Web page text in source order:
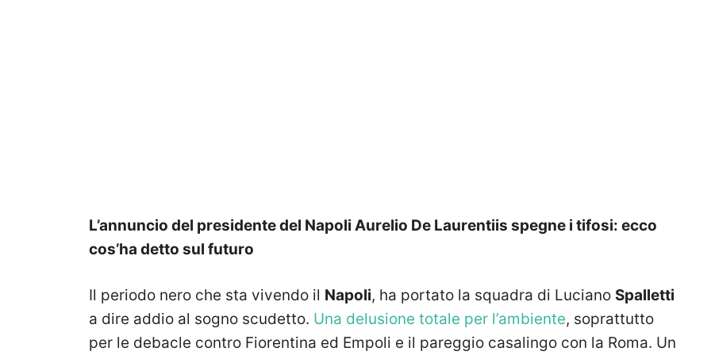
L’annuncio del presidente del Napoli Aurelio De Laurentiis spegne i tifosi: ecco
cos’ha detto sul futuro
Il periodo nero che sta vivendo il Napoli, ha portato la squadra di Luciano Spalletti
a dire addio al sogno scudetto. Una delusione totale per l’ambiente, soprattutto
per le debacle contro Fiorentina ed Empoli e il pareggio casalingo con la Roma. Un